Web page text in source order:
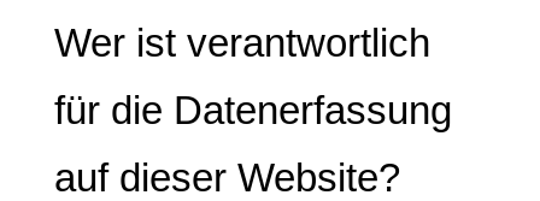
Wer ist verantwortlich
für die Datenerfassung
auf dieser Website?